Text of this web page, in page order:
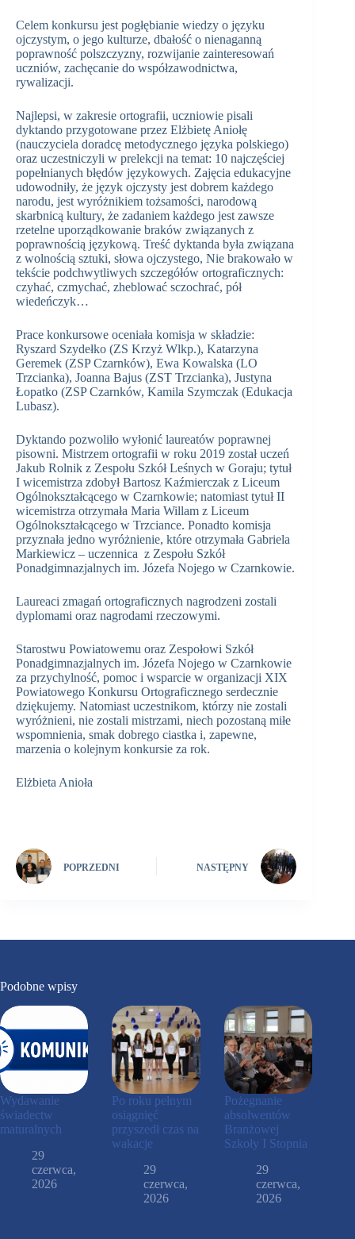
Celem konkursu jest pogłębianie wiedzy o języku
ojczystym, o jego kulturze, dbałość o nienaganną
poprawność polszczyzny, rozwijanie zainteresowań
uczniów, zachęcanie do współzawodnictwa,
rywalizacji.
Najlepsi, w zakresie ortografii, uczniowie pisali
dyktando przygotowane przez Elżbietę Aniołę
(nauczyciela doradcę metodycznego języka polskiego)
oraz uczestniczyli w prelekcji na temat: 10 najczęściej
popełnianych błędów językowych. Zajęcia edukacyjne
udowodniły, że język ojczysty jest dobrem każdego
narodu, jest wyróżnikiem tożsamości, narodową
skarbnicą kultury, że zadaniem każdego jest zawsze
rzetelne uporządkowanie braków związanych z
poprawnością językową. Treść dyktanda była związana
z wolnością sztuki, słowa ojczystego, Nie brakowało w
tekście podchwytliwych szczegółów ortograficznych:
czyhać, czmychać, zheblować sczochrać, pół
wiedeńczyk…
Prace konkursowe oceniała komisja w składzie:
Ryszard Szydełko (ZS Krzyż Wlkp.), Katarzyna
Geremek (ZSP Czarnków), Ewa Kowalska (LO
Trzcianka), Joanna Bajus (ZST Trzcianka), Justyna
Łopatko (ZSP Czarnków, Kamila Szymczak (Edukacja
Lubasz).
Dyktando pozwoliło wyłonić laureatów poprawnej
pisowni. Mistrzem ortografii w roku 2019 został uczeń
Jakub Rolnik z Zespołu Szkół Leśnych w Goraju; tytuł
I wicemistrza zdobył Bartosz Kaźmierczak z Liceum
Ogólnokształcącego w Czarnkowie; natomiast tytuł II
wicemistrza otrzymała Maria Willam z Liceum
Ogólnokształcącego w Trzciance. Ponadto komisja
przyznała jedno wyróżnienie, które otrzymała Gabriela
Markiewicz – uczennica z Zespołu Szkół
Ponadgimnazjalnych im. Józefa Nojego w Czarnkowie.
Laureaci zmagań ortograficznych nagrodzeni zostali
dyplomami oraz nagrodami rzeczowymi.
Starostwu Powiatowemu oraz Zespołowi Szkół
Ponadgimnazjalnych im. Józefa Nojego w Czarnkowie
za przychylność, pomoc i wsparcie w organizacji XIX
Powiatowego Konkursu Ortograficznego serdecznie
dziękujemy. Natomiast uczestnikom, którzy nie zostali
wyróżnieni, nie zostali mistrzami, niech pozostaną miłe
wspomnienia, smak dobrego ciastka i, zapewne,
marzenia o kolejnym konkursie za rok.
Elżbieta Anioła
POPRZEDNI NASTĘPNY
Podobne wpisy
Wydawanie
świadectw
maturalnych
29
czerwca,
2026
Po roku pełnym
osiągnięć
przyszedł czas na
wakacje
29
czerwca,
2026
Pożegnanie
absolwentów
Branżowej
Szkoły I Stopnia
29
czerwca,
2026